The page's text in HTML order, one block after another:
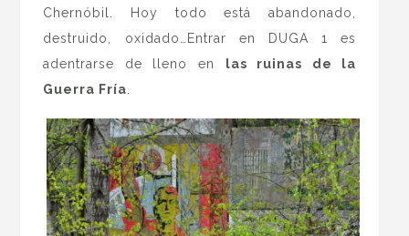
Chernóbil. Hoy todo está abandonado,
destruido, oxidado…Entrar en DUGA 1 es
adentrarse de lleno en las ruinas de la
Guerra Fría.